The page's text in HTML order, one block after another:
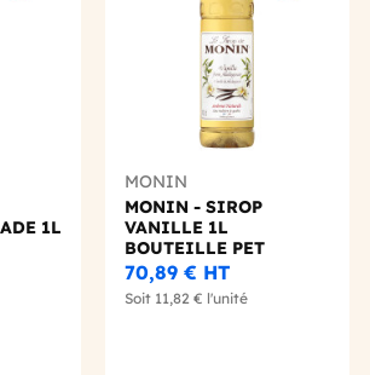
1L
MONIN
MONIN - SIROP
VANILLE 1L
BOUTEILLE PET
70,89 € HT
Soit 11,82 € l'unité